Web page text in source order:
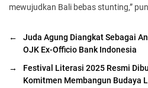
mewujudkan Bali bebas stunting,”
←
Juda Agung Diangkat Sebagai
OJK Ex-Officio Bank Indonesia
→
Festival Literasi 2025 Resmi
Komitmen Membangun Budaya